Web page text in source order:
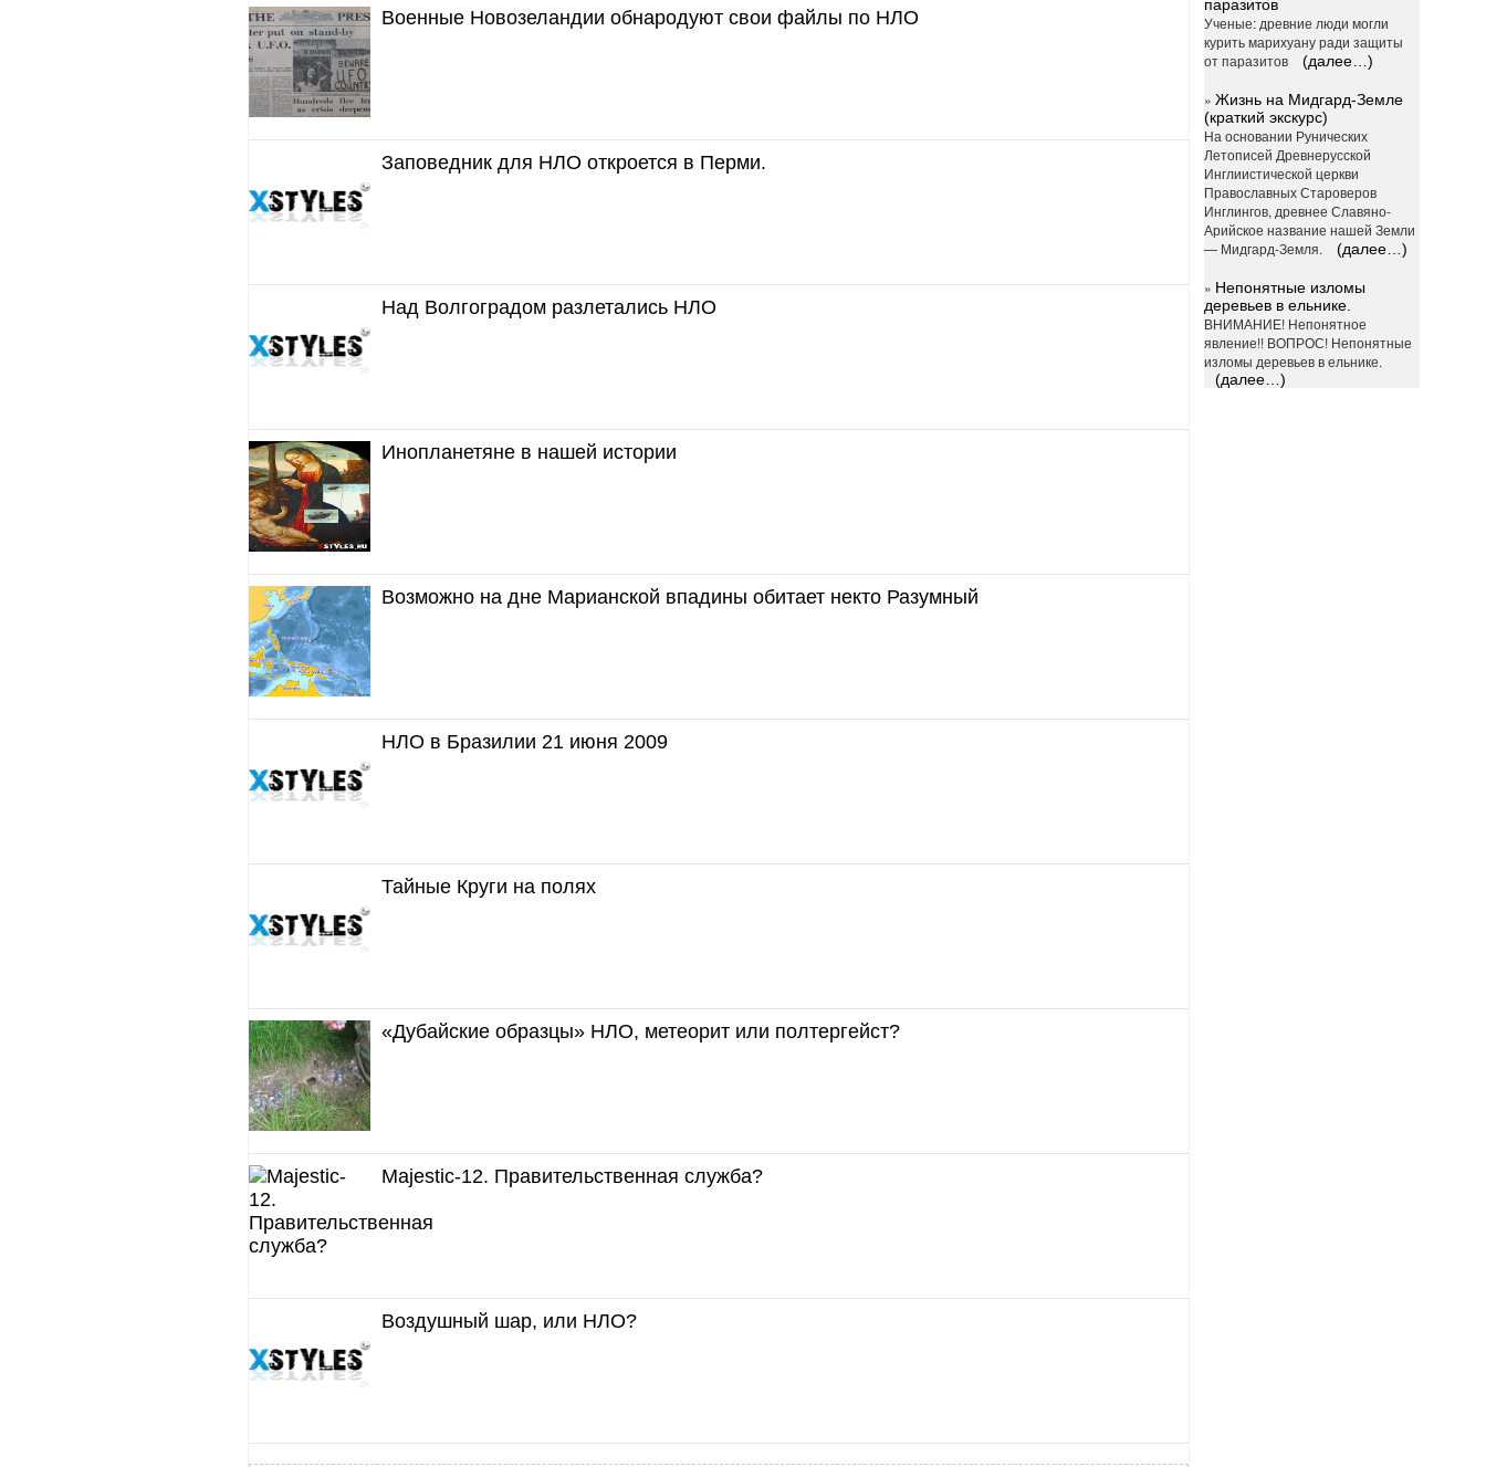
Военные Новозеландии обнародуют свои файлы по НЛО
Заповедник для НЛО откроется в Перми.
Над Волгоградом разлетались НЛО
Инопланетяне в нашей истории
Возможно на дне Марианской впадины обитает некто Разумный
НЛО в Бразилии 21 июня 2009
Тайные Круги на полях
«Дубайские образцы» НЛО, метеорит или полтергейст?
Majestic-12. Правительственная служба?
Воздушный шар, или НЛО?
паразитов
Ученые: древние люди могли
курить марихуану ради защиты
от паразитов
(далее…)
»Жизнь на Мидгард-Земле
(краткий экскурс)
На основании Рунических
Летописей Древнерусской
Инглиистической церкви
Православных Староверов
Инглингов, древнее Славяно-
Арийское название нашей Земли
— Мидгард-Земля.
(далее…)
» Непонятные изломы
деревьев в ельнике.
ВНИМАНИЕ! Непонятное
явление!! ВОПРОС! Непонятные
изломы деревьев в ельнике.
(далее…)